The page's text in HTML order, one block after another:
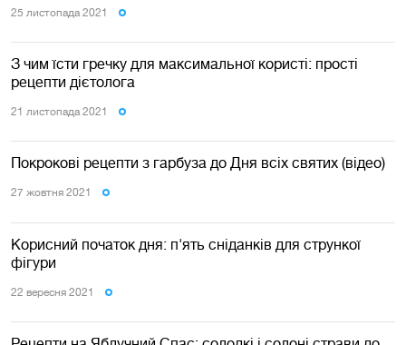
25 листопада 2021
З чим їсти гречку для максимальної користі: прості
рецепти дієтолога
21 листопада 2021
Покрокові рецепти з гарбуза до Дня всіх святих (відео)
27 жовтня 2021
Корисний початок дня: п'ять сніданків для стрункої
фігури
22 вересня 2021